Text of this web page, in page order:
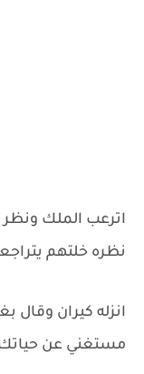
اترعب الملك ونظر
نظره خلتهم
انزله كيران وقال
مستغني عن